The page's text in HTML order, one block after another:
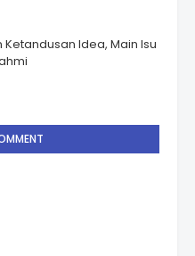
Ketandusan Idea, Main Isu